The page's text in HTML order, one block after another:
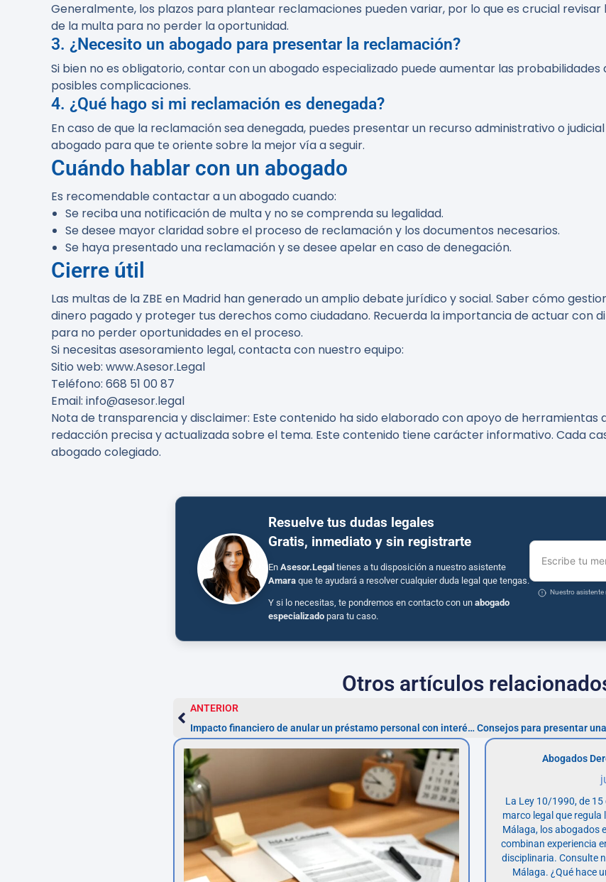
Generalmente, los plazos para plantear reclamaciones pueden variar, por lo que es crucial
de la multa para no perder la oportunidad.
3. ¿Necesito un abogado para presentar la reclamación?
Si bien no es obligatorio, contar con un abogado especializado puede aumentar las
posibles complicaciones.
4. ¿Qué hago si mi reclamación es denegada?
En caso de que la reclamación sea denegada, puedes presentar un recurso administrativo o
abogado para que te oriente sobre la mejor vía a seguir.
Cuándo hablar con un abogado
Es recomendable contactar a un abogado cuando:
Se reciba una notificación de multa y no se comprenda su legalidad.
Se desee mayor claridad sobre el proceso de reclamación y los documentos necesarios.
Se haya presentado una reclamación y se desee apelar en caso de denegación.
Cierre útil
Las multas de la ZBE en Madrid han generado un amplio debate jurídico y social. Saber cómo
dinero pagado y proteger tus derechos como ciudadano. Recuerda la importancia de actuar con
para no perder oportunidades en el proceso.
Si necesitas asesoramiento legal, contacta con nuestro equipo:
Sitio web: www.Asesor.Legal
Teléfono: 668 51 00 87
Email: info@asesor.legal
Nota de transparencia y disclaimer: Este contenido ha sido elaborado con apoyo de
redacción precisa y actualizada sobre el tema. Este contenido tiene carácter informativo. Cada
abogado colegiado.
Resuelve tus dudas legales
Gratis, inmediato y sin registrarte
En Asesor.Legal tienes a tu disposición a nuestro asistente
Amara que te ayudará a resolver cualquier duda legal que tengas.
Y si lo necesitas, te pondremos en contacto con un abogado
especializado para tu caso.
Escribe tu
Nuestro
Otros artículos
ANTERIOR
Impacto financiero de anular un préstamo personal con interés abusivo
Abogados
La Ley 10/1990, de 15
marco legal que regula
Málaga, los abogados
combinan experiencia
disciplinaria. Consulte
Málaga. ¿Qué hace